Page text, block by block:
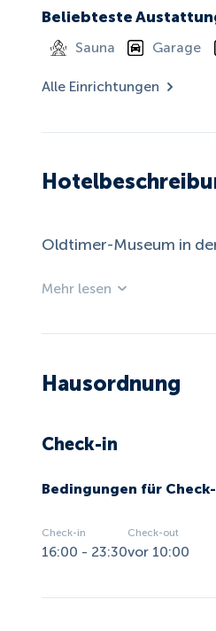
Beliebteste
Sauna Garage
Alle Einrichtungen
Oldtimer-Museum in
Mehr lesen
Hausordnung
Check-in
Bedingungen für
Check-in
16:00 - 23:30
Check-out
vor 10:00